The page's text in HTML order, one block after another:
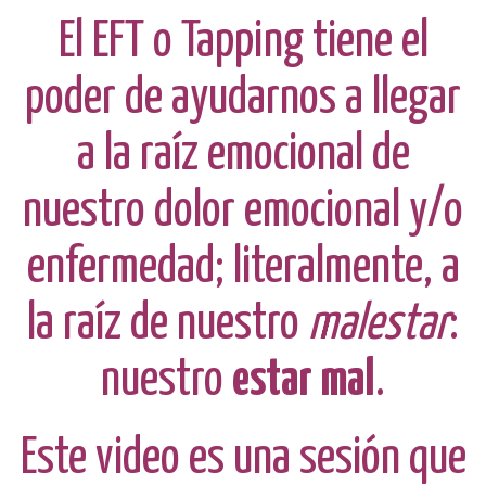
El EFT o Tapping tiene el
poder de ayudarnos a llegar
a la raíz emocional de
nuestro dolor emocional y/o
enfermedad; literalmente, a
la raíz de nuestro malestar:
nuestro estar mal.
Este video es una sesión que